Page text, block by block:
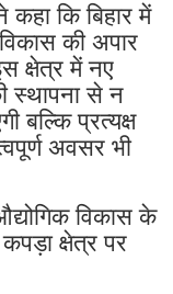
कि बिहार में
की अपार
क्षेत्र में नए
स्थापना से न
बल्कि प्रत्यक्ष
अवसर भी
विकास के
क्षेत्र पर